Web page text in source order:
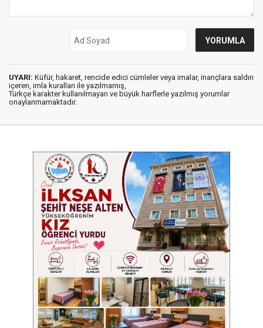
UYARI: Küfür, hakaret, rencide edici cümleler veya imalar, inançlara saldırı
içeren, imla kuralları ile yazılmamış,
Türkçe karakter kullanılmayan ve büyük harflerle yazılmış yorumlar
onaylanmamaktadır.